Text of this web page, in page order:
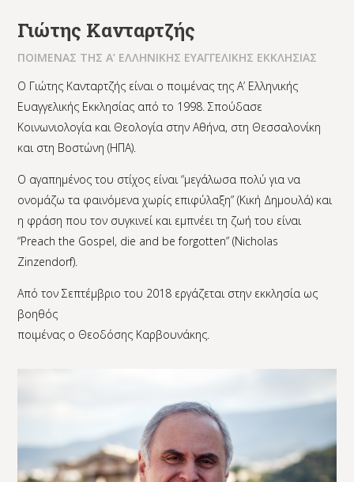
Γιώτης Κανταρτζής
ΠΟΙΜΕΝΑΣ ΤΗΣ Α’ ΕΛΛΗΝΙΚΗΣ ΕΥΑΓΓΕΛΙΚΗΣ ΕΚΚΛΗΣΙΑΣ
Ο Γιώτης Κανταρτζής είναι ο ποιμένας της Α’ Ελληνικής
Ευαγγελικής Εκκλησίας από το 1998. Σπούδασε
Κοινωνιολογία και Θεολογία στην Αθήνα, στη Θεσσαλονίκη
και στη Βοστώνη (ΗΠΑ).
Ο αγαπημένος του στίχος είναι “μεγάλωσα πολύ για να
ονομάζω τα φαινόμενα χωρίς επιφύλαξη” (Κική Δημουλά) και
η φράση που τον συγκινεί και εμπνέει τη ζωή του είναι
“Preach the Gospel, die and be forgotten” (Nicholas
Zinzendorf).
Από τον Σεπτέμβριο του 2018 εργάζεται στην εκκλησία ως
βοηθός
ποιμένας ο Θεοδόσης Καρβουνάκης.